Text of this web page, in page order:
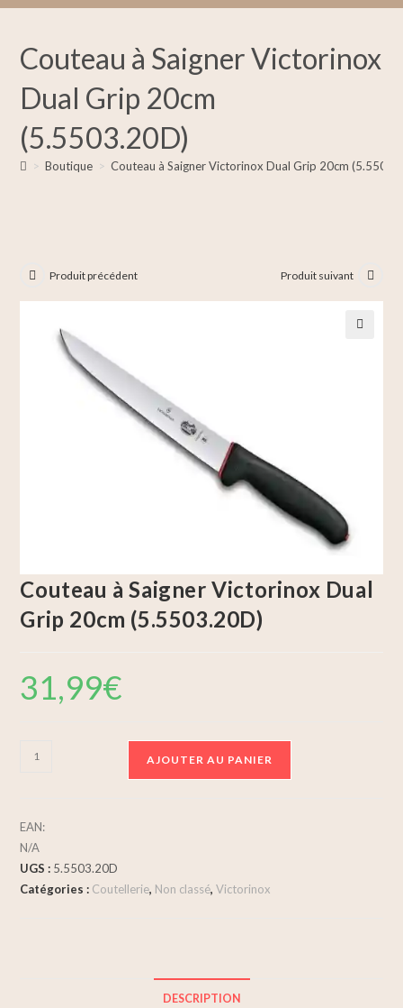
Couteau à Saigner Victorinox
Dual Grip 20cm
(5.5503.20D)
> Boutique > Couteau à Saigner Victorinox Dual Grip 20cm
Produit précédent Produit suivant
Couteau à Saigner Victorinox Dual
Grip 20cm (5.5503.20D)
31,99€
AJOUTER AU PANIER
EAN:
N/A
UGS : 5.5503.20D
Catégories : Coutellerie, Non classé,Victorinox
DESCRIPTION